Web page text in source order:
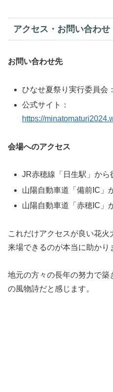
アクセス・お問い合わせ
お問い合わせ先
ひなせ夏祭り実行委員会
公式サイト：
https://
会場へのアクセス
JR赤穂線「日生駅」から
山陽自動車道「備前IC」
山陽自動車道「赤穂IC」
これだけアクセスが良い花
来場できるのが本当に助かり
地元の方々の長年の努力で
の風物詩だと感じます。